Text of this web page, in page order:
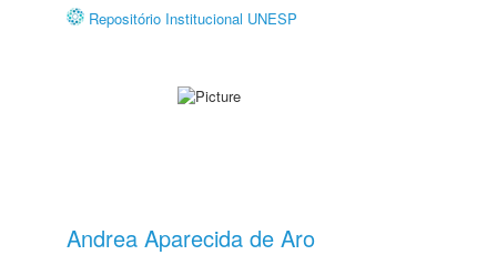
Repositório Institucional UNESP
Andrea Aparecida de Aro